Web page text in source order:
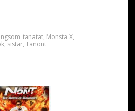
, Monsta X,
, sistar, Tanont